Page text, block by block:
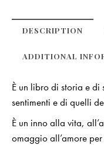
DESCRIPTION
ADDITIONAL
È un libro di storia e
sentimenti e di quelli
È un inno alla vita,
omaggio all’amore